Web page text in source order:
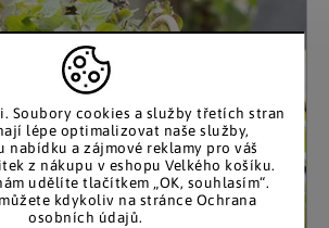
Soubory cookies a služby třetích stran
lépe optimalizovat naše služby,
nabídku a zájmové reklamy pro váš
z nákupu v eshopu Velkého košíku.
udělíte tlačítkem „OK, souhlasím“.
kdykoliv na stránce Ochrana
osobních údajů.